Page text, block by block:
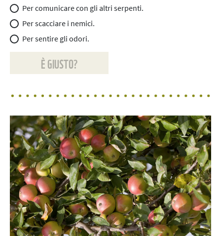
Per comunicare con gli altri serpenti.
Per scacciare i nemici.
Per sentire gli odori.
È GIUSTO?